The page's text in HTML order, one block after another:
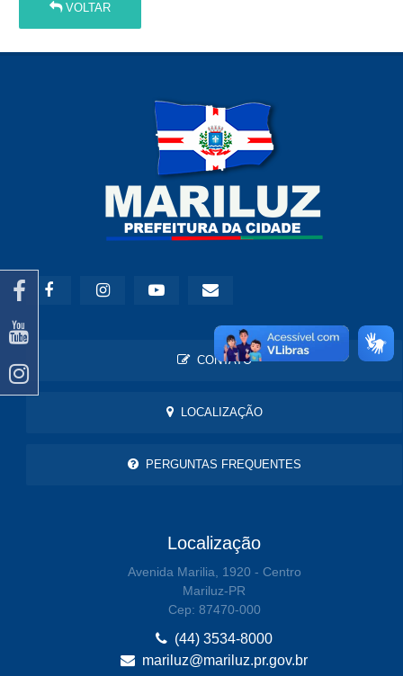
VOLTAR
CONTATO
LOCALIZAÇÃO
PERGUNTAS FREQUENTES
Localização
Avenida Marilia, 1920 - Centro
Mariluz-PR
Cep: 87470-000
(44) 3534-8000
mariluz@mariluz.pr.gov.br